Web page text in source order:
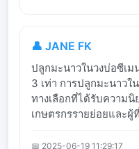
👤 JANE FK
ปลูกมะนาวในวงบ่อซีเ
3 เท่า การปลูกมะนาวใ
ทางเลือกที่ได้รับความ
เกษตรกรรายย่อยและ
📅 2025-06-19 11:29:17